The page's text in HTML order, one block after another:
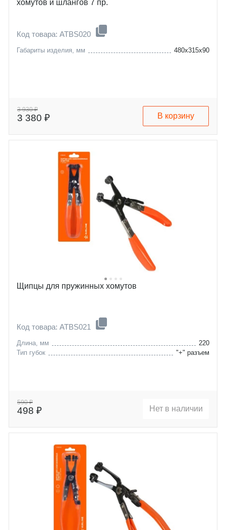
хомутов и шлангов 7 пр.
Код товара: ATBS020
Габариты изделия, мм 480x315x90
3 930 ₽
3 380 ₽ В корзину
Щипцы для пружинных хомутов
Код товара: ATBS021
Длина, мм
220
Тип губок
"+" разъем
590 ₽
498 ₽ Нет в наличии